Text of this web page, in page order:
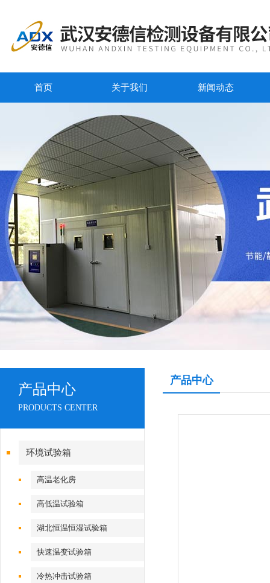
首页 关于我们 新闻动态
产品中心
PRODUCTS CENTER
环境试验箱
高温老化房
高低温试验箱
湖北恒温恒湿试验箱
快速温变试验箱
冷热冲击试验箱
产品中心